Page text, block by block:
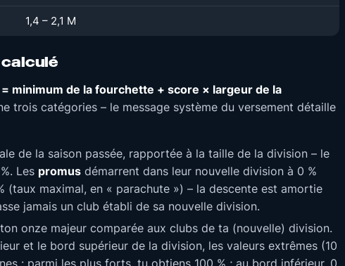
1,4 – 2,1 M
minimum de la fourchette + score × largeur de la
trois catégories – le message système du versement détaille
de la saison passée, rapportée à la taille de la division – le
Les promus démarrent dans leur nouvelle division à 0 %
(taux maximal, en « parachute ») – la descente est amortie
jamais un club établi de sa nouvelle division.
onze majeur comparée aux clubs de ta (nouvelle) division.
et le bord supérieur de la division, les valeurs extrêmes (10
: parmi les plus forts, tu obtiens 100 % ; au bord inférieur, 0